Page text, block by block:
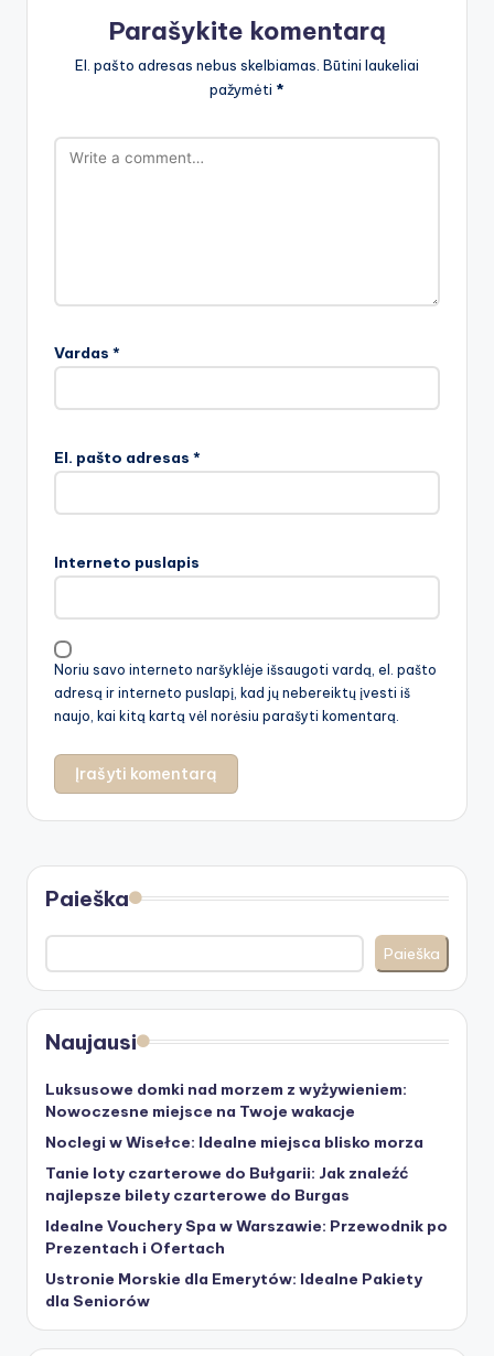
Parašykite komentarą
El. pašto adresas nebus skelbiamas. Būtini laukeliai
pažymėti *
Vardas *
El. pašto adresas *
Interneto puslapis
Noriu savo interneto naršyklėje išsaugoti vardą, el. pašto
adresą ir interneto puslapį, kad jų nebereiktų įvesti iš
naujo, kai kitą kartą vėl norėsiu parašyti komentarą.
Paieška
Paieška
Naujausi
Luksusowe domki nad morzem z wyżywieniem:
Nowoczesne miejsce na Twoje wakacje
Noclegi w Wisełce: Idealne miejsca blisko morza
Tanie loty czarterowe do Bułgarii: Jak znaleźć
najlepsze bilety czarterowe do Burgas
Idealne Vouchery Spa w Warszawie: Przewodnik po
Prezentach i Ofertach
Ustronie Morskie dla Emerytów: Idealne Pakiety
dla Seniorów